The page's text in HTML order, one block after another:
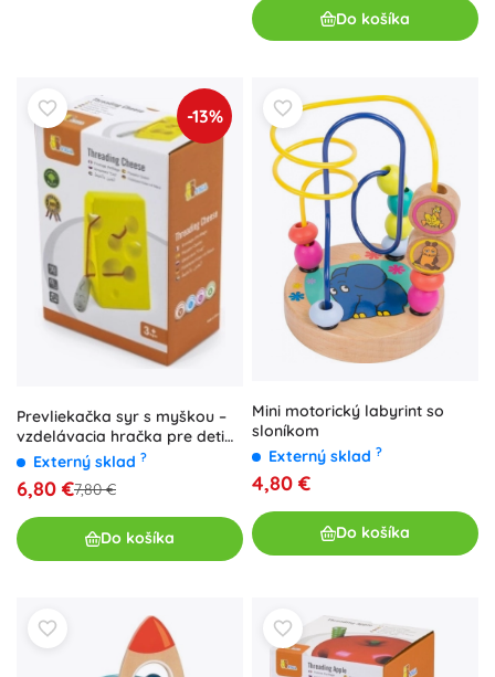
Do košíka
-13%
Prevliekačka syr s myškou –
vzdelávacia hračka pre deti
3+ Externý sklad ?
6,80 €7,80 €
Do košíka
Mini motorický labyrint so
sloníkom
Externý sklad ?
4,80 €
Do košíka